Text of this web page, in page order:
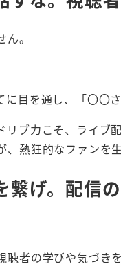
。
目を通し、「〇〇
ブ力こそ、ライ
、熱狂的なファンを
げ。配信
者の学びや気づき